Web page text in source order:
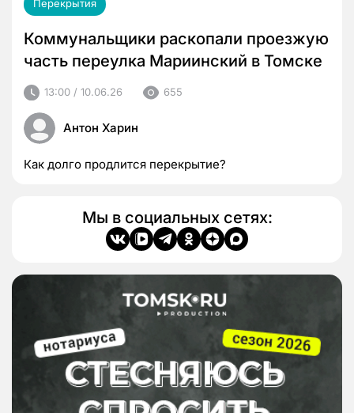
Перекрытия
Коммунальщики раскопали проезжую
часть переулка Мариинский в Томске
13:00 / 10.06.26 655
Антон Харин
Как долго продлится перекрытие?
Мы в социальных сетях: